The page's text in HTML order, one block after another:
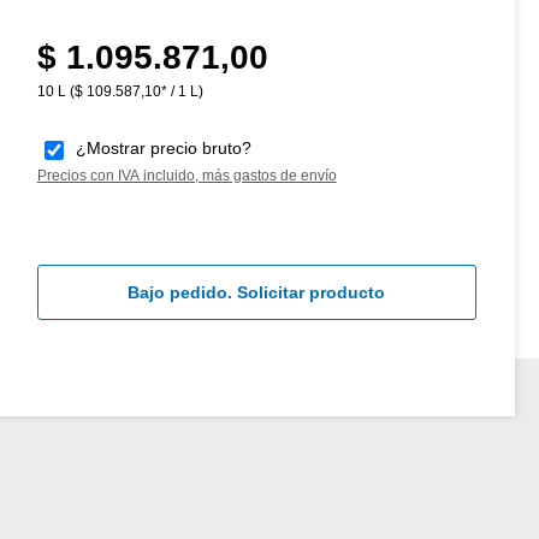
Precio normal:
$ 1.095.871,00
10 L ($ 109.587,10* / 1 L)
¿Mostrar precio bruto?
Precios con IVA incluido, más gastos de envío
Bajo pedido. Solicitar producto